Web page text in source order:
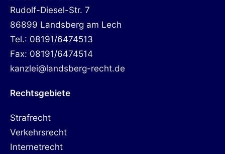
Rudolf-Diesel-Str. 7
86899 Landsberg am Lech
Tel.: 08191/6474513
Fax: 08191/6474514
kanzlei@landsberg-recht.de
Rechtsgebiete
Strafrecht
Verkehrsrecht
Internetrecht